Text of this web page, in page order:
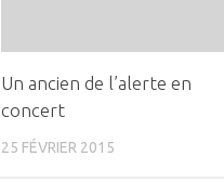
Un ancien de l’alerte en
concert
25 FÉVRIER 2015